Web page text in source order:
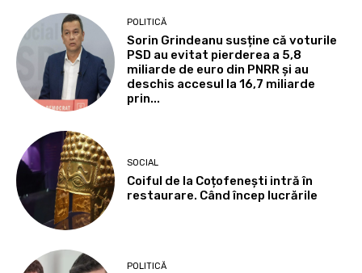
POLITICĂ
Sorin Grindeanu susține că voturile
PSD au evitat pierderea a 5,8
miliarde de euro din PNRR și au
deschis accesul la 16,7 miliarde
prin...
SOCIAL
Coiful de la Coțofenești intră în
restaurare. Când încep lucrările
POLITICĂ